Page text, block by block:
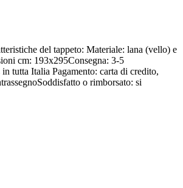
del tappeto: Materiale: lana (vello) e
cm: 193x295Consegna: 3-5
tutta Italia Pagamento: carta di credito,
o rimborsato: si